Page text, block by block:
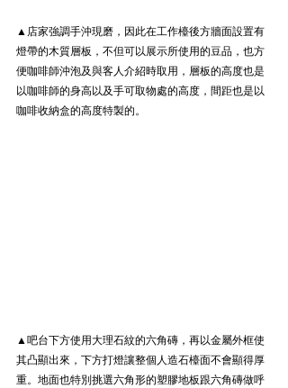
▲店家強調手沖現磨，因此在工作檯後方牆面設置有
燈帶的木質層板，不但可以展示所使用的豆品，也方
便咖啡師沖泡及與客人介紹時取用，層板的高度也是
以咖啡師的身高以及手可取物處的高度，間距也是以
咖啡收納盒的高度特製的。
▲吧台下方使用大理石紋的六角磚，再以金屬外框使
其凸顯出來，下方打燈讓整個人造石檯面不會顯得厚
重。地面也特別挑選六角形的塑膠地板跟六角磚做呼